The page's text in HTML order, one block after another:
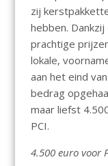
zij
hebben.
prachtige
lokale,
aan het eind
bedrag
maar liefst
PCI.
4.500 euro voor